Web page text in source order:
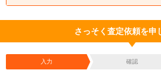
さっそく査定依頼を申
入力 確認